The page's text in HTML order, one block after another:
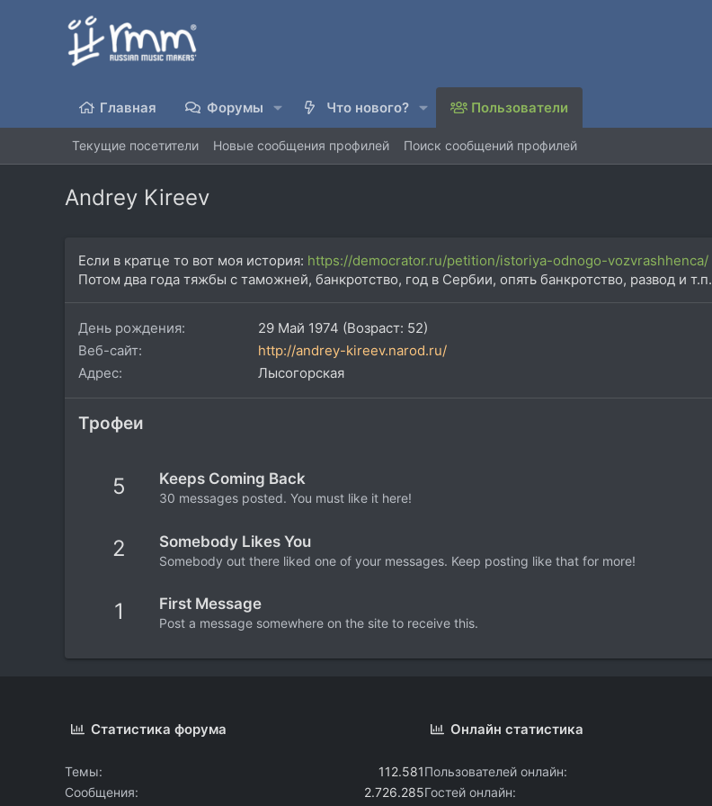
Главная Форумы Что нового? Пользователи
Текущие посетители Новые сообщения профилей Поиск сообщений профилей
Andrey Kireev
Если в кратце то вот моя история: https://democrator.ru/petition/istoriya-odnogo-vozvrashhenca/
Потом два года тяжбы с таможней, банкротство, год в Сербии, опять банкротство, развод и т.п.
День рождения
29 Май 1974 (Возраст: 52)
Веб-сайт
http://andrey-kireev.narod.ru/
Адрес
Лысогорская
Трофеи
5 Keeps Coming Back
30 messages posted. You must like it here!
2 Somebody Likes You
Somebody out there liked one of your messages. Keep posting like that for more!
1 First Message
Post a message somewhere on the site to receive this.
Статистика форума
Темы
112.581
Сообщения
2.726.285
Онлайн статистика
Пользователей онлайн
Гостей онлайн